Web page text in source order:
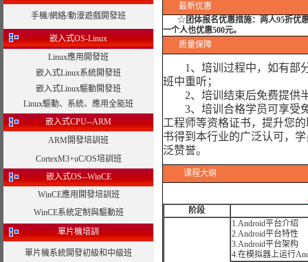
手機/網絡/動漫遊戲開發班
嵌入式OS-Linux
Linux應用開發班
嵌入式Linux系統開發班
嵌入式Linux驅動開發班
Linux驅動、系統、應用全能班
嵌入式CPU--ARM
ARM開發培訓班
CortexM3+uC/OS培訓班
嵌入式OS--WinCE
WinCE應用開發培訓班
WinCE系統定制與驅動班
單片機培訓
單片機系統開發初級和中級班
最新优惠
☆ 团体报名优惠措施： 两人95折优
一个人也优惠500元。
质量保障
1、培训过程中，如有部分
班中重听；
2、培训结束后免费提供半
3、培训合格学员可享受
工程师等资格证书，提升您
书得到本行业的广泛认可，
泛赞誉。
课程大纲
阶段
1.Android平台介绍
2.Android平台特性
3.Android平台架构
4.在模拟器上运行